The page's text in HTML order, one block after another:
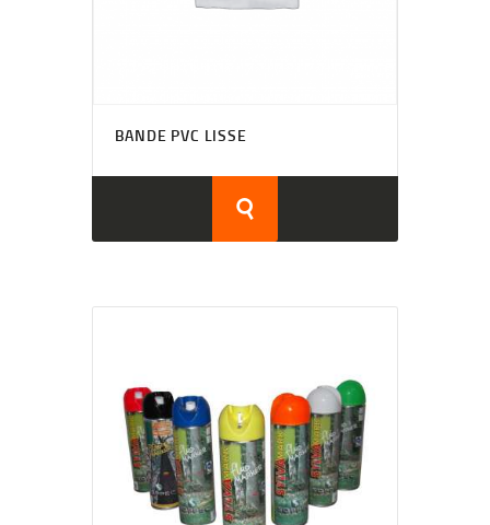
BANDE PVC LISSE